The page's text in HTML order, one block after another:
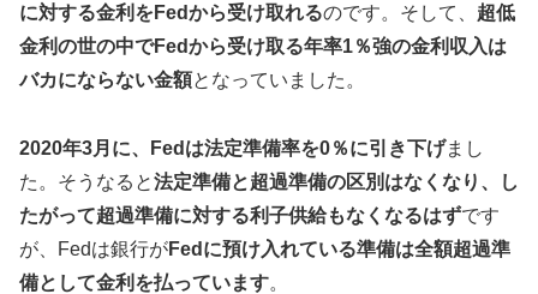
に対する金利をFedから受け取れるのです。そして、 超低
金利の世の中でFedから受け取る年率1％強の金利収入は
バカにならない金額となっていました。
2020年3月に、Fedは法定準備率を0％に引き下げまし
た。そうなると法定準備と超過準備の区別はなくなり、し
たがって超過準備に対する利子供給もなくなるはずです
が、Fedは銀行がFedに預け入れている準備は全額超過準
備として金利を払っています。